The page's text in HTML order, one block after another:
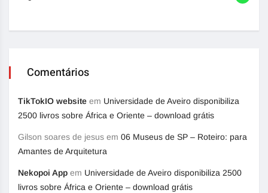
Comentários
TikTokIO website em Universidade de Aveiro disponibiliza
2500 livros sobre África e Oriente – download grátis
Gilson soares de jesus em 06 Museus de SP – Roteiro: para
Amantes de Arquitetura
Nekopoi App em Universidade de Aveiro disponibiliza 2500
livros sobre África e Oriente – download grátis